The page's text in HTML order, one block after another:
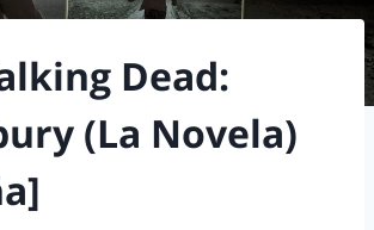
Dead:
(La Novela)